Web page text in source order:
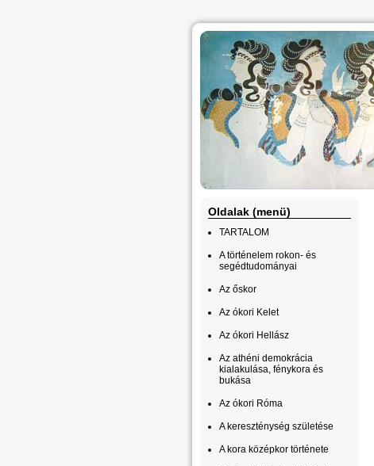
Oldalak (menü)
TARTALOM
A történelem rokon- és
segédtudományai
Az őskor
Az ókori Kelet
Az ókori Hellász
Az athéni demokrácia
kialakulása, fénykora és
bukása
Az ókori Róma
A kereszténység születése
A kora középkor története